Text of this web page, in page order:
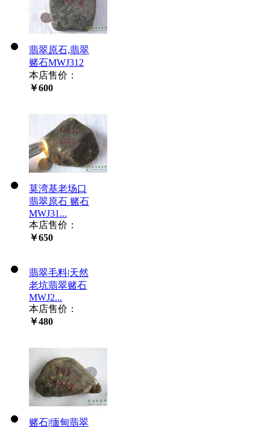
翡翠原石,翡翠
赌石MWJ312
本店售价：
￥600
莫湾基老场口
翡翠原石 赌石
MWJ31...
本店售价：
￥650
翡翠毛料|天然
老坑翡翠赌石
MWJ2...
本店售价：
￥480
赌石|缅甸翡翠